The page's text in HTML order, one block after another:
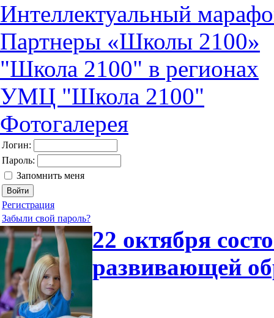
Интеллектуальный
Партнеры «Школы 2100»
"Школа 2100" в регионах
УМЦ "Школа 2100"
Фотогалерея
Логин:
Пароль:
Запомнить меня
Регистрация
Забыли свой пароль?
22 октября
развивающей